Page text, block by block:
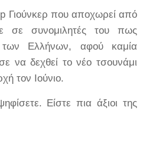
Γιούνκερ που αποχωρεί από
σε συνομιλητές του πως
των Ελλήνων, αφού καμία
να δεχθεί το νέο τσουνάμι
τον Ιούνιο.
Είστε πια άξιοι της